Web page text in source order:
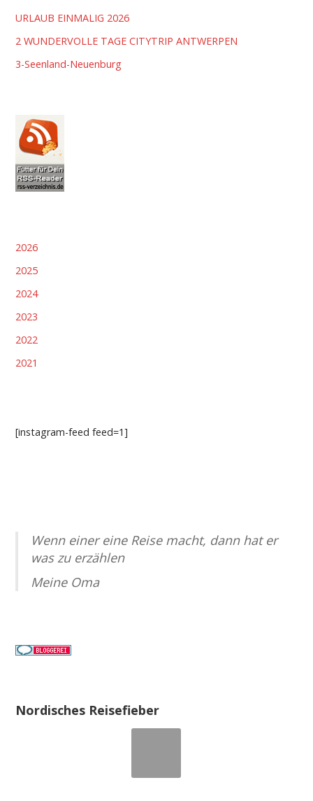
URLAUB EINMALIG 2026
2 WUNDERVOLLE TAGE CITYTRIP ANTWERPEN
3-Seenland-Neuenburg
2026
2025
2024
2023
2022
2021
[instagram-feed feed=1]
Wenn einer eine Reise macht, dann hat er
was zu erzählen
Meine Oma
Nordisches Reisefieber